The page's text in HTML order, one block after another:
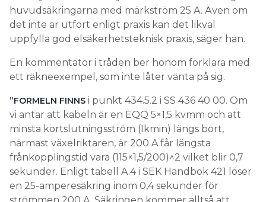
huvudsäkringarna med märkström 25 A. Även om
det inte är utfört enligt praxis kan det likväl
uppfylla god elsäkerhetsteknisk praxis, säger han.
En kommentator i tråden ber honom förklara med
ett räkneexempel, som inte låter vänta på sig.
”FORMELN FINNS i punkt 434.5.2 i SS 436 40 00. Om
vi antar att kabeln är en EQQ 5×1,5 kvmm och att
minsta kortslutningsström (Ikmin) längs bort,
närmast växelriktaren, är 200 A får längsta
frånkopplingstid vara (115×1,5/200)^2 vilket blir 0,7
sekunder. Enligt tabell A.4 i SEK Handbok 421 löser
en 25-amperesäkring inom 0,4 sekunder för